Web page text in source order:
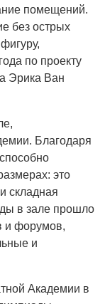
помещений.
без острых
по проекту
Эрика Ван
Благодаря
это
складная
в зале прошло
и форумов,
и
Академии в